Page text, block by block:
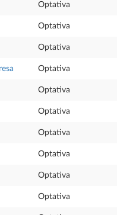
Optativa
Optativa
Optativa
Optativa
Optativa
Optativa
Optativa
Optativa
Optativa
Optativa